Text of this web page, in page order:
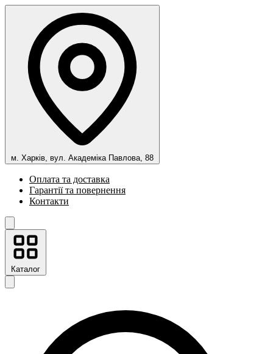
м. Харків, вул. Академіка Павлова, 88
Оплата та доставка
Гарантії та повернення
Контакти
Каталог